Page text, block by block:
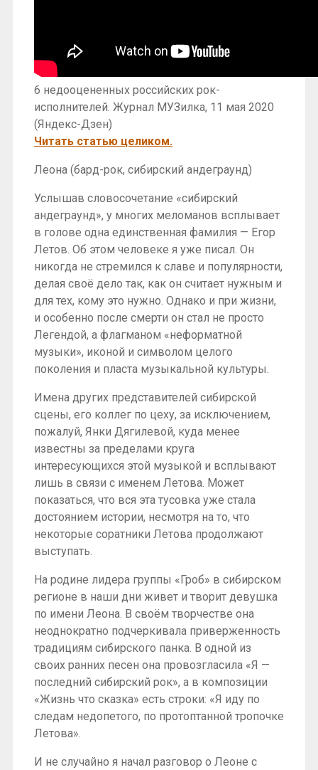
6 недооцененных российских рок-
исполнителей. Журнал МУЗилка, 11 мая 2020
(Яндекс-Дзен)
Читать статью целиком.
Леона (бард-рок, сибирский андеграунд)
Услышав словосочетание «сибирский
андеграунд», у многих меломанов всплывает
в голове одна единственная фамилия — Егор
Летов. Об этом человеке я уже писал. Он
никогда не стремился к славе и популярности,
делая своё дело так, как он считает нужным и
для тех, кому это нужно. Однако и при жизни,
и особенно после смерти он стал не просто
Легендой, а флагманом «неформатной
музыки», иконой и символом целого
поколения и пласта музыкальной культуры.
Имена других представителей сибирской
сцены, его коллег по цеху, за исключением,
пожалуй, Янки Дягилевой, куда менее
известны за пределами круга
интересующихся этой музыкой и всплывают
лишь в связи с именем Летова. Может
показаться, что вся эта тусовка уже стала
достоянием истории, несмотря на то, что
некоторые соратники Летова продолжают
выступать.
На родине лидера группы «Гроб» в сибирском
регионе в наши дни живет и творит девушка
по имени Леона. В своём творчестве она
неоднократно подчеркивала приверженность
традициям сибирского панка. В одной из
своих ранних песен она провозгласила «Я —
последний сибирский рок», а в композиции
«Жизнь что сказка» есть строки: «Я иду по
следам недопетого, по протоптанной тропочке
Летова».
И не случайно я начал разговор о Леоне с